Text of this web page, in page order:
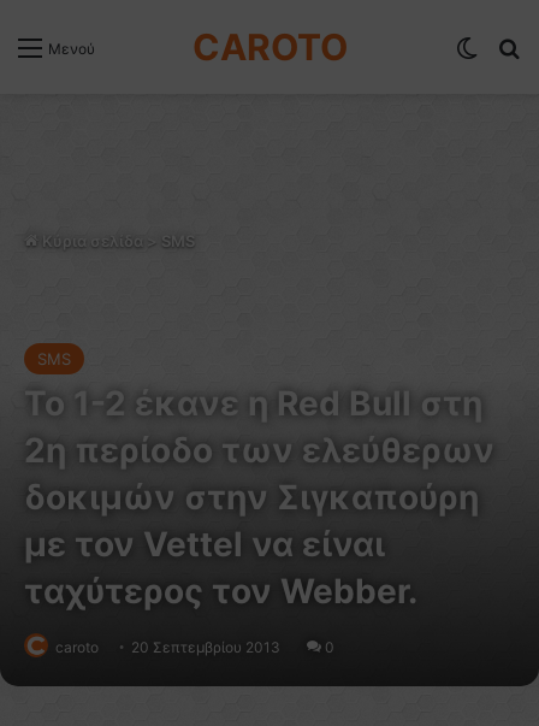
Μενού CAROTO
Κύρια σελίδα > SMS
SMS
Το 1-2 έκανε η Red Bull στη
2η περίοδο των ελεύθερων
δοκιμών στην Σιγκαπούρη
με τον Vettel να είναι
ταχύτερος τον Webber.
caroto 20 Σεπτεμβρίου 2013 0